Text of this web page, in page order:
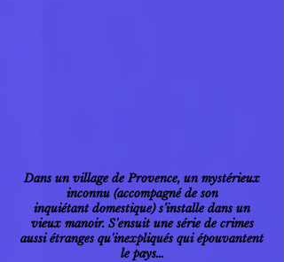
Dans un village de Provence, un mystérieux
inconnu (accompagné de son
inquiétant domestique)s’installe dans un
vieux manoir. S'ensuit une série de crimes
aussi étranges qu'inexpliqués qui épouvantent
le pays...